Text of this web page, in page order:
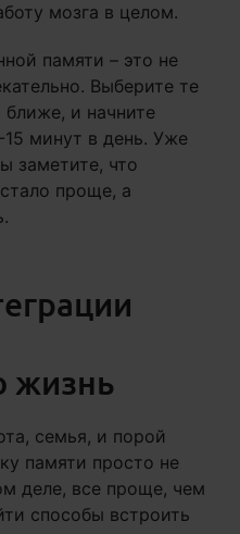
мозга в целом.
памяти – это не
Выберите те
и начните
15 минут в день. Уже
заметите, что
проще, а
жизнь
семья, и порой
памяти просто не
деле, все проще, чем
способы встроить